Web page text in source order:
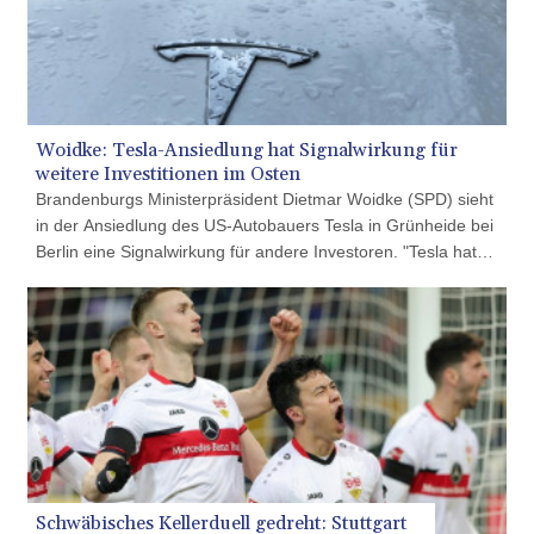
CLF 0.026734
CLP
1055.612189
CNY 7.785184
COP
3648.558379
CRC 524.321776
CUC 1.153523
CUP 30.568357
CZK 24.263276
DJF 205.391597
DKK 7.475497
DOP 67.329861
DZD 153.461287
EGP 57.417408
ERN 17.302844
ETB 186.159691
FJD 2.553842
Woidke: Tesla-Ansiedlung hat Signalwirkung für
weitere Investitionen im Osten
Brandenburgs Ministerpräsident Dietmar Woidke (SPD) sieht
in der Ansiedlung des US-Autobauers Tesla in Grünheide bei
Berlin eine Signalwirkung für andere Investoren. "Tesla hat
sozusagen den Scheinwerfer eingeschaltet und auf
Brandenburg und Ostdeutschland gerichtet", sagte Woidke
am Samstag dem "Handelsblatt". Der Standort
Ostdeutschland habe "bei Investoren stark an Attraktivität